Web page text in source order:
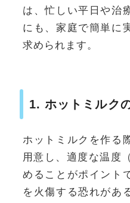
は、忙しい平日や治
にも、家庭で簡単に
求められます。
1. ホットミルク
ホットミルクを作る
用意し、適度な温度
めることがポイント
を火傷する恐れがあ